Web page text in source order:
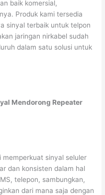
baik komersial,
Produk kami tersedia
sinyal terbaik untuk telpon
jaringan nirkabel sudah
dalam satu solusi untuk
Mendorong Repeater
memperkuat sinyal seluler
dan konsisten dalam hal
telepon, sambungkan,
dari mana saja dengan